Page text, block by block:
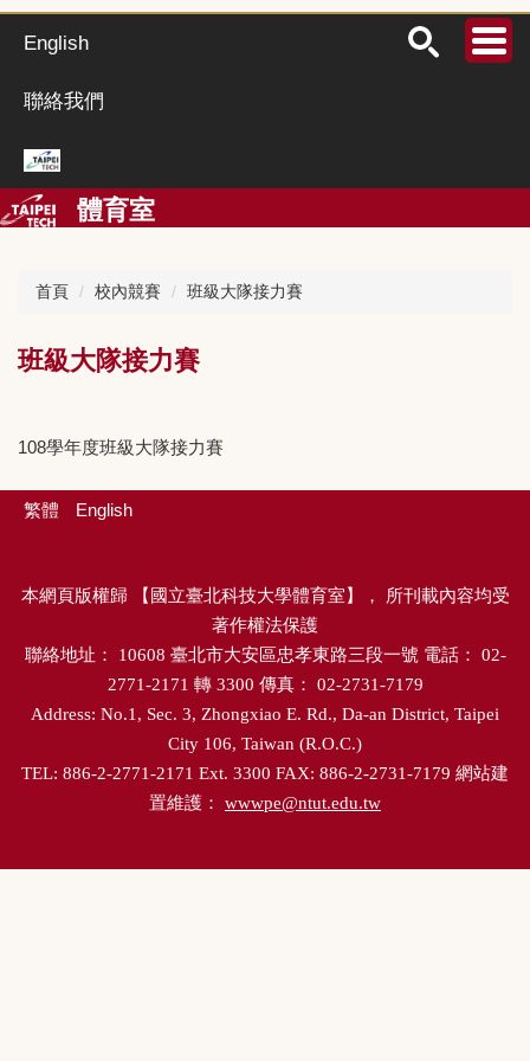
跳
到
要
區
English
聯絡我們
體育室
首頁 校內競賽 班級大隊接力賽
班級大隊接力賽
108學年度班級大隊接力賽
繁體 English
本網頁版權歸【 國立臺北科技大學體育室 】，
所刊載內容均受
著作權法保護
聯絡地址：
10608 臺北市大安區忠孝東路三段一號 電話：
02-
2771-2171 轉3300 傳真：
02-2731-7179
Address: No.1, Sec. 3, Zhongxiao E. Rd., Da-an District, Taipei
City 106, Taiwan (R.O.C.)
TEL: 886-2-2771-2171 Ext. 3300 FAX: 886-2-2731-7179 網站建
置維護：
wwwpe@ntut.edu.tw